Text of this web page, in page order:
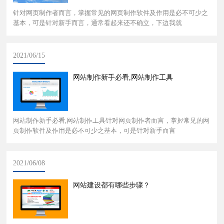
针对网页制作者而言，掌握常见的网页制作软件及作用是必不可少之
基本，可是针对新手而言，通常看起来还不确立，下边我就
2021/06/15
网站制作新手必看,网站制作工具
网站制作新手必看,网站制作工具针对网页制作者而言，掌握常见的网
页制作软件及作用是必不可少之基本，可是针对新手而言
2021/06/08
网站建设都有哪些步骤？